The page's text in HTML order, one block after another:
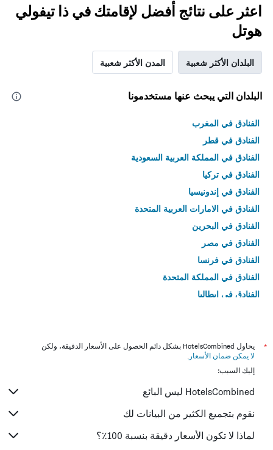
اعثر على نتائج أفضل لإقامتك في ذا تيفولي
هوتل
البلدان الأكثر شعبية المدن الأكثر شعبية
البلدان التي يبحث عنها مستخدمونا
الفنادق في المغرب
الفنادق في قطر
الفنادق في المملكة العربية السعودية
الفنادق في تركيا
الفنادق في إندونيسيا
الفنادق في الامارات العربية المتحدة
الفنادق في البحرين
الفنادق في مصر
الفنادق في فرنسا
الفنادق في المملكة المتحدة
الفنادق في إيطاليا
*
يحاول HotelsCombined بشكل دائم الحصول على الأسعار الدقيقة، ولكن
لا يمكن ضمان الأسعار .
إليك السبب:
HotelsCombined ليس البائع
نقوم بتجميع الكثير من البيانات لك
لماذا لا تكون الأسعار دقيقة بنسبة 100٪؟